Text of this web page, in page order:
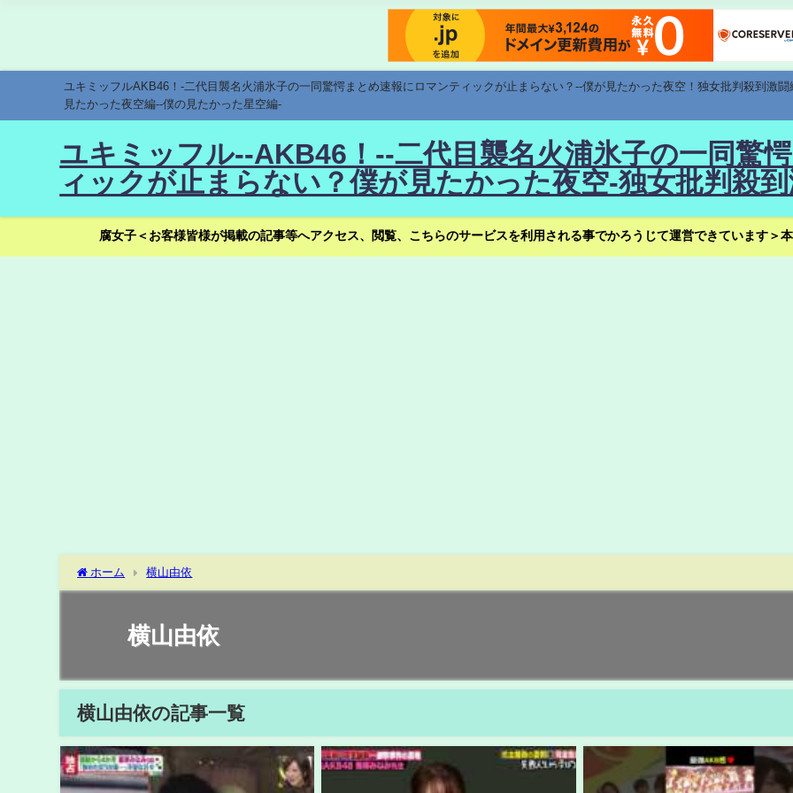
ユキミッフルAKB46！-二代目襲名火浦氷子の一同驚愕まとめ速報にロマンティックが止まらない？--僕が見たかった夜空！独女批判殺到激
見たかった夜空編--僕の見たかった星空編-
ユキミッフル--AKB46！--二代目襲名火浦氷子の一同驚
ィックが止まらない？僕が見たかった夜空-独女批判殺
腐女子＜お客様皆様が掲載の記事等へアクセス、閲覧、こちらのサービスを利用される事でかろうじて運営できています＞
ホーム 横山由依
横山由依
横山由依の記事一覧